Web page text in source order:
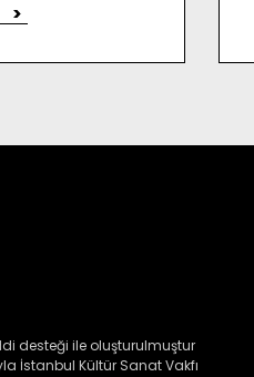
>
desteği ile oluşturulmuştur
İstanbul Kültür Sanat Vakfı